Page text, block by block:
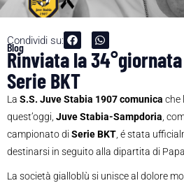
Condividi su:
Blog
Rinviata la
Serie BKT
La S.S. Juve Stabia 1907 comunica che
quest’oggi, Juve Stabia-Sampdoria ,
campionato di Serie BKT , é stata
destinarsi in seguito alla dipartita di
La società gialloblù si unisce al dolore